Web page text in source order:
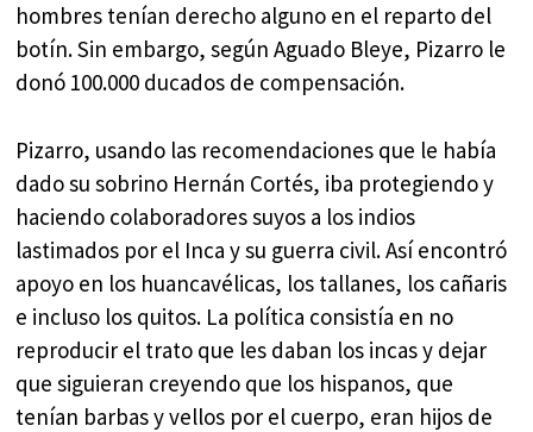
hombres tenían derecho alguno en el reparto del
botín. Sin embargo, según Aguado Bleye, Pizarro le
donó 100.000 ducados de compensación.
Pizarro, usando las recomendaciones que le había
dado su sobrino Hernán Cortés, iba protegiendo y
haciendo colaboradores suyos a los indios
lastimados por el Inca y su guerra civil. Así encontró
apoyo en los huancavélicas, los tallanes, los cañaris
e incluso los quitos. La política consistía en no
reproducir el trato que les daban los incas y dejar
que siguieran creyendo que los hispanos, que
tenían barbas y vellos por el cuerpo, eran hijos de